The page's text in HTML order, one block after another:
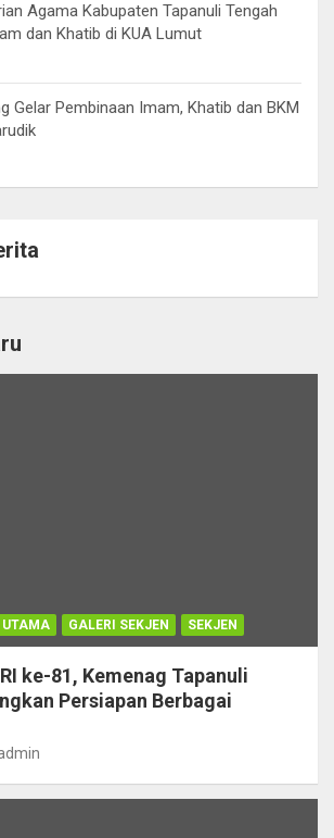
Agama Kabupaten Tapanuli Tengah
dan Khatib di KUA Lumut
Gelar ‎Pembinaan Imam, Khatib dan BKM
UTAMA GALERI SEKJEN SEKJEN
ke-81, Kemenag Tapanuli
Persiapan Berbagai